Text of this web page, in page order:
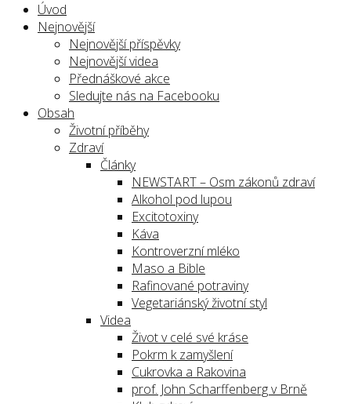
Úvod
Nejnovější
Nejnovější příspěvky
Nejnovější videa
Přednáškové akce
Sledujte nás na Facebooku
Obsah
Životní příběhy
Zdraví
Články
NEWSTART – Osm zákonů zdraví
Alkohol pod lupou
Excitotoxiny
Káva
Kontroverzní mléko
Maso a Bible
Rafinované potraviny
Vegetariánský životní styl
Videa
Život v celé své kráse
Pokrm k zamyšlení
Cukrovka a Rakovina
prof. John Scharffenberg v Brně